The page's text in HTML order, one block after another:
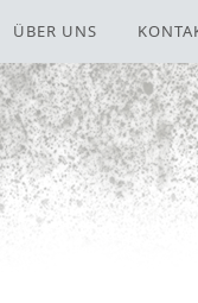
ÜBER UNS